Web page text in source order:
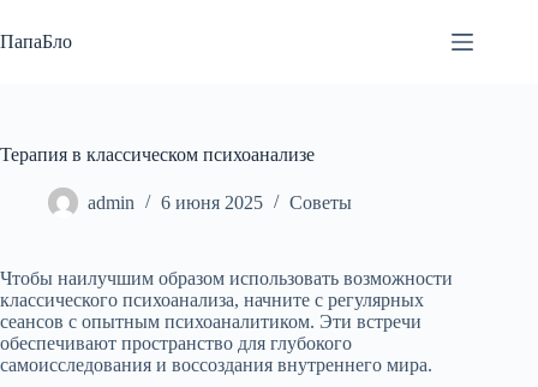
к
сути
ПапаБло
Терапия в классическом психоанализе
admin 6 июня 2025 Советы
Чтобы наилучшим образом использовать возможности
классического психоанализа, начните с регулярных
сеансов с опытным психоаналитиком. Эти встречи
обеспечивают пространство для глубокого
самоисследования и воссоздания внутреннего мира.